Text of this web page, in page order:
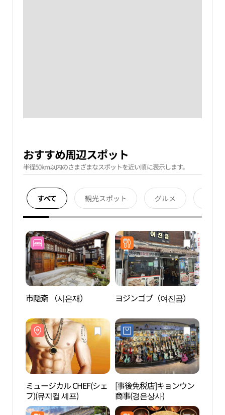
おすすめ周辺スポット
半径50km以内のさまざまなスポットを近い順に表示します。
すべて 観光スポット グルメ
市隠斎 （시은재） ヨジンゴブ（여진곱）
ミュージカル CHEF(シェ
フ)(뮤지컬 셰프)
[事後免税店]キョンウン
商事(경은상사)